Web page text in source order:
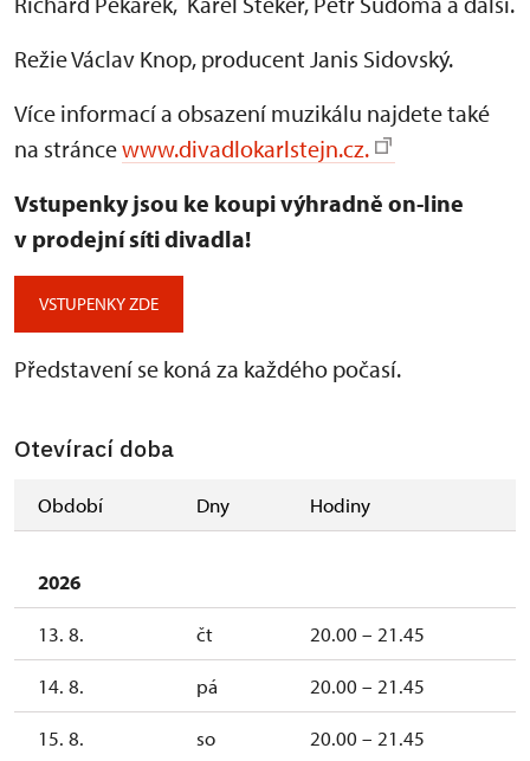
Režie Václav Knop, producent Janis Sidovský.
Více informací a obsazení muzikálu najdete také
na stráncewww.divadlokarlstejn.cz.
Vstupenky jsou ke koupi výhradně on-line
v prodejní síti divadla!
VSTUPENKY ZDE
Představení se koná za každého počasí.
Otevírací doba
Období Dny Hodiny
2026
13. 8. čt 20.00 – 21.45
14. 8. pá 20.00 – 21.45
15. 8. so 20.00 – 21.45